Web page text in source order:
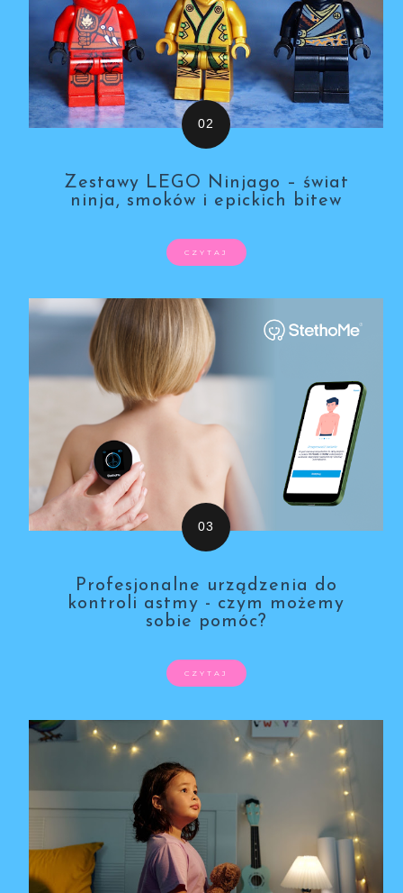
Zestawy LEGO Ninjago – świat
ninja, smoków i epickich bitew
CZYTAJ
Profesjonalne urządzenia do
kontroli astmy - czym możemy
sobie pomóc?
CZYTAJ